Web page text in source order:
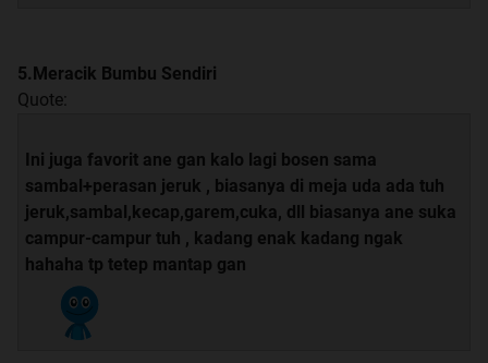
5.Meracik Bumbu Sendiri
Quote:
Ini juga favorit ane gan kalo lagi bosen sama
sambal+perasan jeruk , biasanya di meja uda ada tuh
jeruk,sambal,kecap,garem,cuka, dll biasanya ane suka
campur-campur tuh , kadang enak kadang ngak
hahaha tp tetep mantap gan